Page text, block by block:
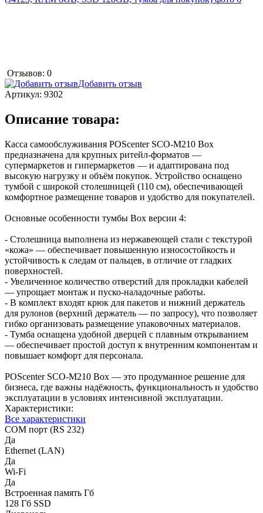
Отзывов: 0
Добавить отзыв
Артикул: 9302
Описание товара:
Касса самообслуживания POScenter SCO-М210 Box
предназначена для крупных ритейл-форматов —
супермаркетов и гипермаркетов — и адаптирована под
высокую нагрузку и объём покупок. Устройство оснащено
тумбой с широкой столешницей (110 см), обеспечивающей
комфортное размещение товаров и удобство для покупателей.
Основные особенности тумбы Box версии 4:
- Столешница выполнена из нержавеющей стали с текстурой
«кожа» — обеспечивает повышенную износостойкость и
устойчивость к следам от пальцев, в отличие от гладких
поверхностей.
- Увеличенное количество отверстий для прокладки кабелей
— упрощает монтаж и пуско-наладочные работы.
- В комплект входят крюк для пакетов и нижний держатель
для рулонов (верхний держатель — по запросу), что позволяет
гибко организовать размещение упаковочных материалов.
- Тумба оснащена удобной дверцей с плавным открыванием
— обеспечивает простой доступ к внутренним компонентам и
повышает комфорт для персонала.
POScenter SCO-М210 Box — это продуманное решение для
бизнеса, где важны надёжность, функциональность и удобство
эксплуатации в условиях интенсивной эксплуатации.
Характеристики:
Все характеристики
COM порт (RS 232)
Да
Ethernet (LAN)
Да
Wi-Fi
Да
Встроенная память Гб
128 Гб SSD